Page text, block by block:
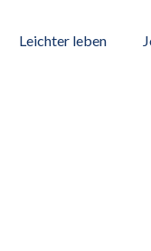
Leichter leben